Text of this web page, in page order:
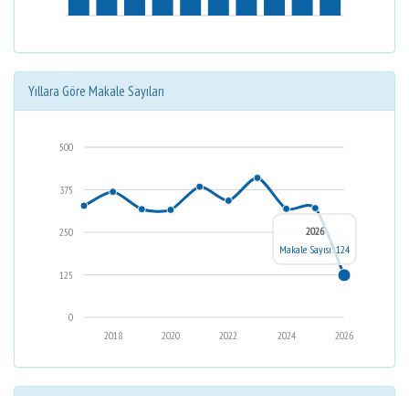
Yıllara Göre Makale Sayıları
0
125
250
375
500
2026
2024
2022
2020
2018
2026
Makale Sayısı: 124